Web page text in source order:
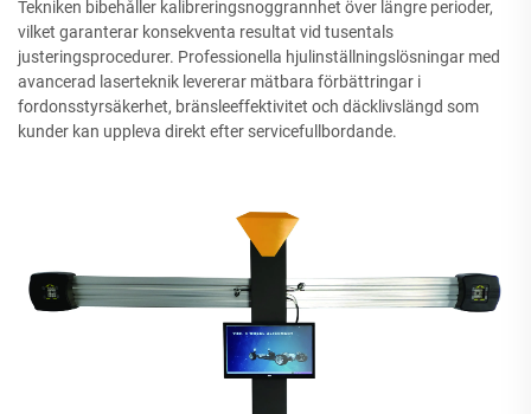
Tekniken bibehåller kalibreringsnoggrannhet över längre perioder,
vilket garanterar konsekventa resultat vid tusentals
justeringsprocedurer. Professionella hjulinställningslösningar med
avancerad laserteknik levererar mätbara förbättringar i
fordonsstyrsäkerhet, bränsleeffektivitet och däcklivslängd som
kunder kan uppleva direkt efter servicefullbordande.